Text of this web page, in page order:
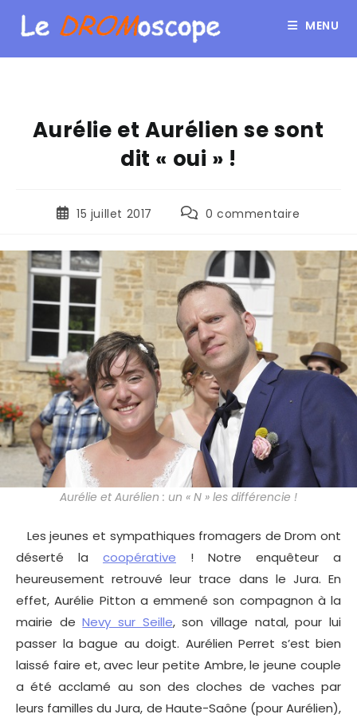
MENU
Aurélie et Aurélien se sont
dit « oui » !
15 juillet 2017 0 commentaire
Aurélie et Aurélien : un « N » les différencie !
Les jeunes et sympathiques fromagers de Drom ont
déserté la coopérative ! Notre enquêteur a
heureusement retrouvé leur trace dans le Jura. En
effet, Aurélie Pitton a emmené son compagnon à la
mairie deNevy sur Seille, son village natal, pour lui
passer la bague au doigt. Aurélien Perret s’est bien
laissé faire et, avec leur petite Ambre, le jeune couple
a été acclamé au son des cloches de vaches par
leurs familles du Jura, de Haute-Saône (pour Aurélien),